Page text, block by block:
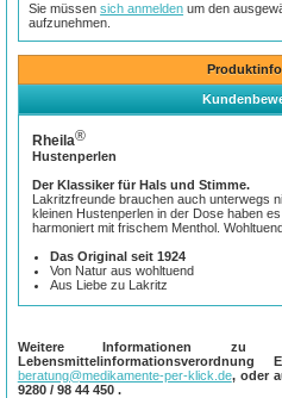
Sie müssensich anmelden um den
aufzunehmen.
Rheila®
Hustenperlen
Der Klassiker für Hals und Stimme.
Lakritzfreunde brauchen auch unterwegs
kleinen Hustenperlen in der Dose haben
harmoniert mit frischem Menthol.
Das Original seit 1924
Von Natur aus wohltuend
Aus Liebe zu Lakritz
Weitere Informationen zu
beratung@medikamente-per-klick.de, oder
9280 / 98 44 450 .